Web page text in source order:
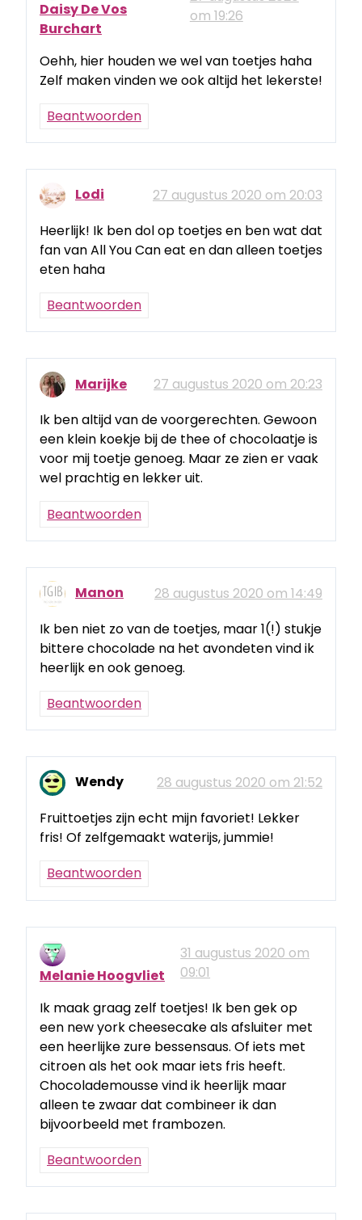
Daisy De Vos
Burchart
om 19:26
Oehh, hier houden we wel van toetjes haha
Zelf maken vinden we ook altijd het lekerste!
Beantwoorden
Lodi
27 augustus 2020 om 20:03
Heerlijk! Ik ben dol op toetjes en ben wat dat
fan van All You Can eat en dan alleen toetjes
eten haha
Beantwoorden
Marijke
27 augustus 2020 om 20:23
Ik ben altijd van de voorgerechten. Gewoon
een klein koekje bij de thee of chocolaatje is
voor mij toetje genoeg. Maar ze zien er vaak
wel prachtig en lekker uit.
Beantwoorden
Manon
28 augustus 2020 om 14:49
Ik ben niet zo van de toetjes, maar 1(!) stukje
bittere chocolade na het avondeten vind ik
heerlijk en ook genoeg.
Beantwoorden
Wendy
28 augustus 2020 om 21:52
Fruittoetjes zijn echt mijn favoriet! Lekker
fris! Of zelfgemaakt waterijs, jummie!
Beantwoorden
Melanie Hoogvliet
31 augustus 2020 om
09:01
Ik maak graag zelf toetjes! Ik ben gek op
een new york cheesecake als afsluiter met
een heerlijke zure bessensaus. Of iets met
citroen als het ook maar iets fris heeft.
Chocolademousse vind ik heerlijk maar
alleen te zwaar dat combineer ik dan
bijvoorbeeld met frambozen.
Beantwoorden